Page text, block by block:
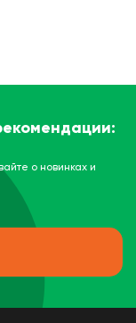
о новинках и